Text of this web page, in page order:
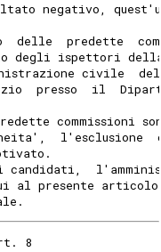
negativo,
delle  predette
degli ispettori
civile
presso  il
commissioni
l'esclusione
candidati,
al presente articolo
8